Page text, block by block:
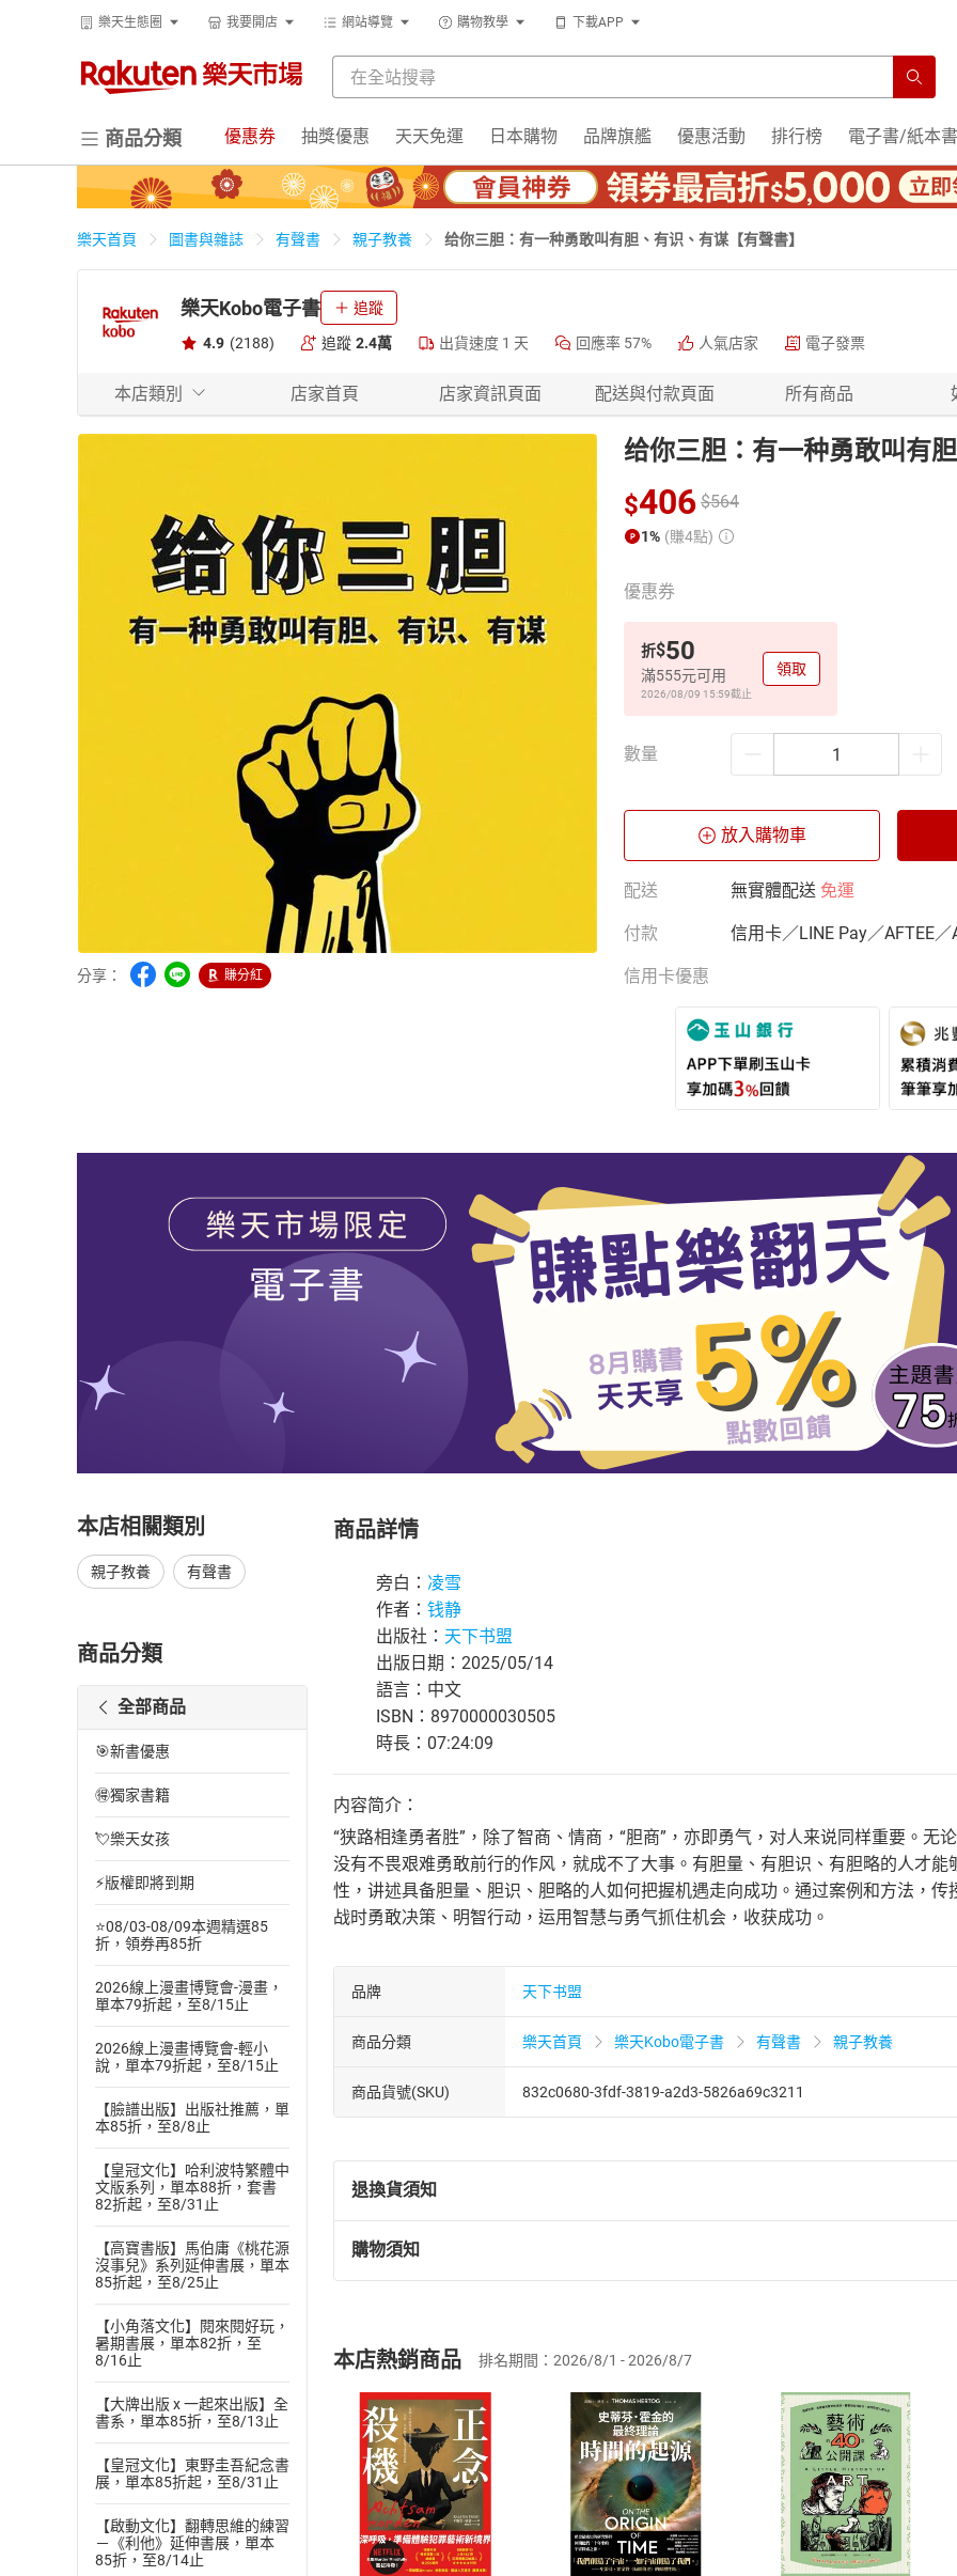
樂天生態圈 我要開店 網站導覽 購物教學 下載APP
商品分類 優惠券 抽獎優惠 天天免運 日本購物 品牌旗艦 優惠活動 排行榜 電子書/紙本書
樂天首頁 圖書與雜誌 有聲書 親子教養 给你三胆：有一种勇敢叫有胆、有识、有谋【有聲書】
樂天Kobo電子書 追蹤
4.9 (2188) 追蹤 2.4萬 出貨速度 1 天 回應率 57% 人氣店家 電子發票
本店類別 店家首頁 店家資訊頁面 配送與付款頁面 所有商品
分享： 賺分紅
给你三胆：有一种勇敢叫有
$406 $564
1% (賺4點)
優惠券
折$50
滿555元可用
2026/08/09 15:59截止
領取
數量
放入購物車
配送 無實體配送 免運
付款 信用卡／LINE Pay／AFTEE／
信用卡優惠
本店相關類別
親子教養 有聲書
商品分類
全部商品
🎯新書優惠
🉐獨家書籍
💘樂天女孩
⚡版權即將到期
⭐08/03-08/09本週精選85
折，領券再85折
2026線上漫畫博覽會-漫畫，
單本79折起，至8/15止
2026線上漫畫博覽會-輕小
說，單本79折起，至8/15止
【臉譜出版】出版社推薦，單
本85折，至8/8止
【皇冠文化】哈利波特繁體中
文版系列，單本88折，套書
82折起，至8/31止
【高寶書版】馬伯庸《桃花源
沒事兒》系列延伸書展，單本
85折起，至8/25止
【小角落文化】閱來閱好玩，
暑期書展，單本82折，至
8/16止
【大牌出版 x 一起來出版】全
書系，單本85折，至8/13止
【皇冠文化】東野圭吾紀念書
展，單本85折起，至8/31止
【啟動文化】翻轉思維的練習
－《利他》延伸書展，單本
85折，至8/14止
商品詳情
旁白： 凌雪
作者： 钱静
出版社： 天下书盟
出版日期：2025/05/14
語言：中文
ISBN：8970000030505
時長：07:24:09
内容简介：
“狭路相逢勇者胜”，除了智商、情商，“胆商”，亦即勇气，对人来说同样重要。
没有不畏艰难勇敢前行的作风，就成不了大事。有胆量、有胆识、有胆略的人才
性，讲述具备胆量、胆识、胆略的人如何把握机遇走向成功。通过案例和方法，
战时勇敢决策、明智行动，运用智慧与勇气抓住机会，收获成功。
品牌 天下书盟
商品分類 樂天首頁 樂天Kobo電子書 有聲書 親子教養
商品貨號(SKU) 832c0680-3fdf-3819-a2d3-5826a69c3211
退換貨須知
退換貨規定：
(一)依消費者保護法第19條第1項後段暨通訊交易解除權合理例外情事適用
(二)消費者訂購本店鋪之商品即代表知悉本店鋪所銷售之商品為電子書，
且已下載/存取電子書，不得請求退貨退款。
退貨方式：您欲取消訂單或辦理退貨時，請登入樂天市場，並於「我的訂單
貨」，本店鋪將依您的申請進行審核，待審核通過後將為您辦理退款事宜。
請注意，樂天市場須以整筆訂單為單位進行取消/退貨，恕無法以單支商品取
購物須知
挑選商品
Choose
放入購物車
Shopping cart
登入帳號
Login
購書後，如何開始使用？
Step1.選擇閱讀載具 Step2.登入
本店熱銷商品 排名期間：2026/8/1 - 2026/8/7